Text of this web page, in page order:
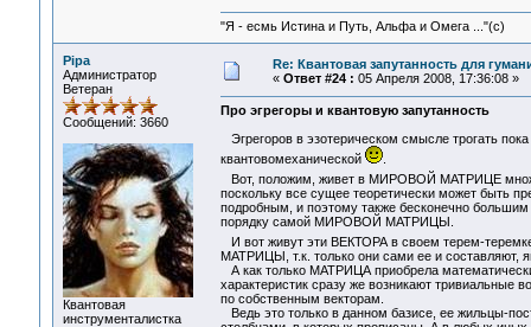
"Я - есмь Истина и Путь, Альфа и Омега ..."(с)
Pipa
Администратор
Ветеран
Сообщений: 3660
Квантовая
инструменталистка
Re: Квантовая запутанность для
« Ответ #24 : 05 Апреля 2008, 17:36:08 »
Про эгрегоры и квантовую запутанность
Эгрегоров в эзотерическом смысле трогать
квантовомеханической
.
Вот, положим, живет в МИРОВОЙ МАТРИЦЕ
поскольку все сущее теоретически может быть
подробным, и поэтому также бесконечно
порядку самой МИРОВОЙ МАТРИЦЫ.
И вот живут эти ВЕКТОРА в своем терем-
МАТРИЦЫ, т.к. только они сами ее и составляют,
А как только МАТРИЦА приобрела
характеристик сразу же возникают тривиальные
по собственным векторам.
Ведь это только в данном базисе, ее жильцы-